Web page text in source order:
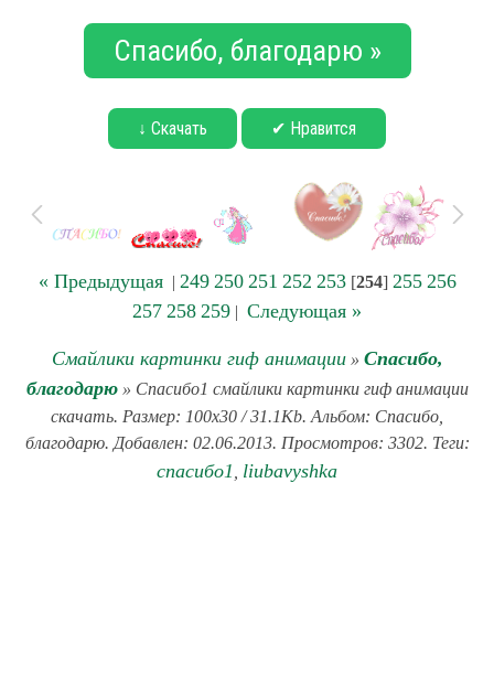
Спасибо, благодарю »
↓ Скачать ✔ Нравится
« Предыдущая| 249 250 251 252 253[254] 255 256
257 258 259 | Следующая »
Смайлики картинки гиф анимации» Спасибо,
благодарю» Спасибо1 смайлики картинки гиф анимации
скачать. Размер: 100x30 / 31.1Kb. Альбом: Спасибо,
благодарю. Добавлен: 02.06.2013. Просмотров: 3302. Теги:
спасибо1 liubavyshka